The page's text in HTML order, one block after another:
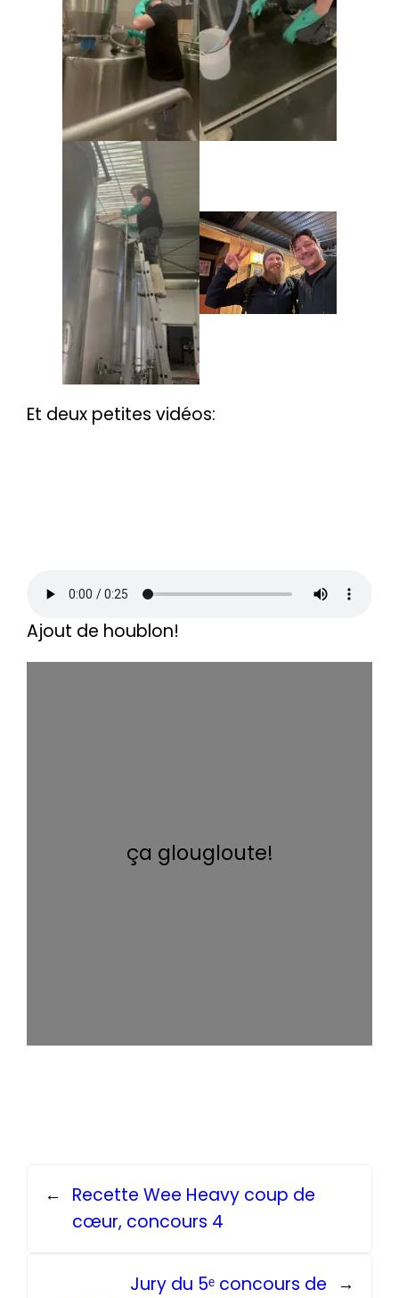
Et deux petites vidéos:
Ajout de houblon!
ça glougloute!
← Recette Wee Heavy coup de
cœur, concours 4
Jury du 5ᵉ concours de →